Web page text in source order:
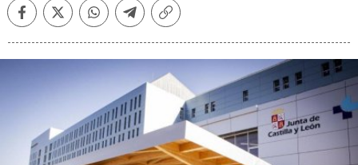
FacebookTwitterWhatsappTelegramCopiar